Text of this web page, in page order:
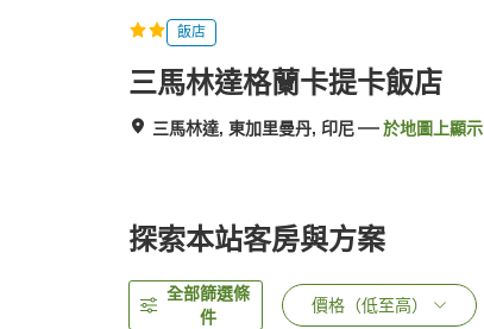
飯店
三馬林達格蘭卡提卡飯店
三馬林達, 東加里曼丹, 印尼 於地圖上顯示
探索本站客房與方案
全部篩選條
件
價格（低至高）